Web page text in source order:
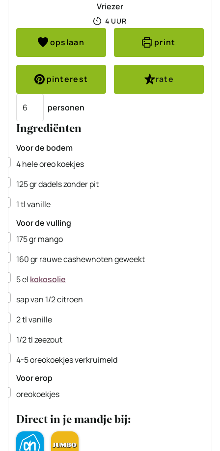
Vriezer
4UUR
UUR
opslaan print
pinterest
rate
personen
Ingrediënten
Voor de bodem
▢
4heleoreo koekjes
▢
125grdadelszonder pit
▢
1tlvanille
Voor de vulling
▢
175grmango
▢
160grrauwe cashewnotengeweekt
▢
5el kokosolie
▢
sap van 1/2 citroen
▢
2tlvanille
▢
1/2tlzeezout
▢
4-5oreokoekjesverkruimeld
Voor erop
▢
oreokoekjes
Direct in je mandje bij: